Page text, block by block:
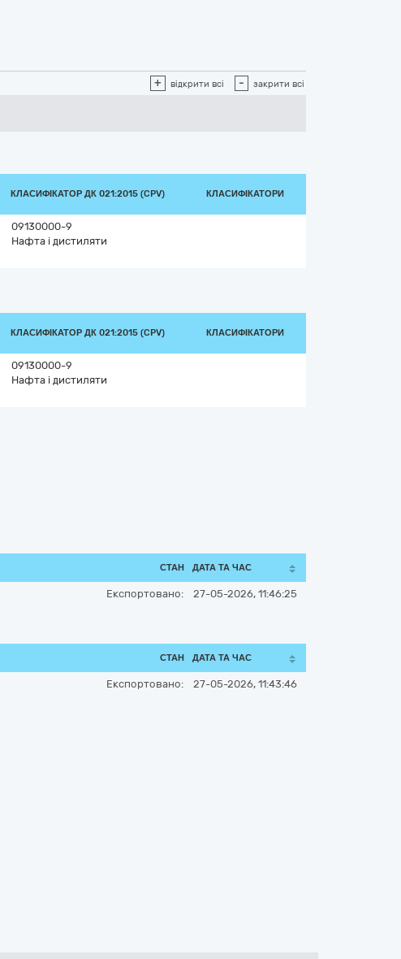
+ відкрити всі - закрити всі
КЛАСИФІКАТОР ДК 021:2015 (CPV) КЛАСИФІКАТОРИ
09130000-9
Нафта і дистиляти
КЛАСИФІКАТОР ДК 021:2015 (CPV) КЛАСИФІКАТОРИ
09130000-9
Нафта і дистиляти
СТАН ДАТА ТА ЧАС
Експортовано: 27-05-2026, 11:46:25
СТАН ДАТА ТА ЧАС
Експортовано: 27-05-2026, 11:43:46